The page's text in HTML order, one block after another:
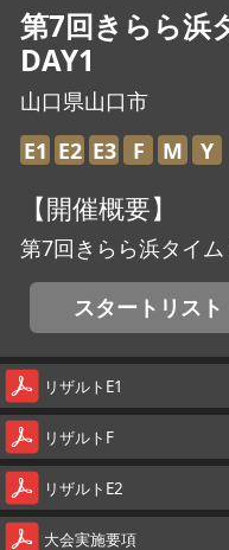
第7回きらら浜
DAY1
山口県山口市
E1 E2 E3 F M Y
【開催概要】
第7回きらら浜タイム
スタートリスト
リザルトE1
リザルトF
リザルトE2
大会実施要項